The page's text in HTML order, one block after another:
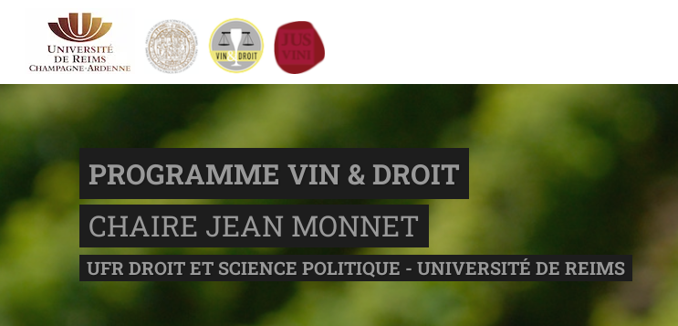
PROGRAMME VIN & DROIT
CHAIRE JEAN MONNET
UFR DROIT ET SCIENCE POLITIQUE - UNIVERSITÉ DE REIMS